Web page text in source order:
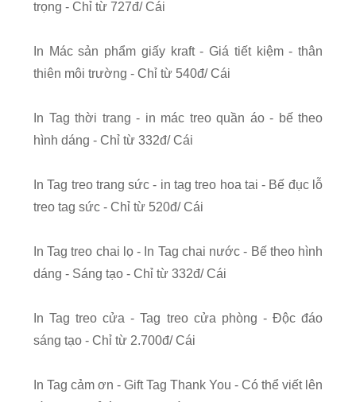
trọng - Chỉ từ 727đ/ Cái
In Mác sản phẩm giấy kraft - Giá tiết kiệm - thân
thiên môi trường - Chỉ từ 540đ/ Cái
In Tag thời trang - in mác treo quần áo - bế theo
hình dáng - Chỉ từ 332đ/ Cái
In Tag treo trang sức - in tag treo hoa tai - Bế đục lỗ
treo tag sức - Chỉ từ 520đ/ Cái
In Tag treo chai lọ - In Tag chai nước - Bế theo hình
dáng - Sáng tạo - Chỉ từ 332đ/ Cái
In Tag treo cửa - Tag treo cửa phòng - Độc đáo
sáng tạo - Chỉ từ 2.700đ/ Cái
In Tag cảm ơn - Gift Tag Thank You - Có thể viết lên